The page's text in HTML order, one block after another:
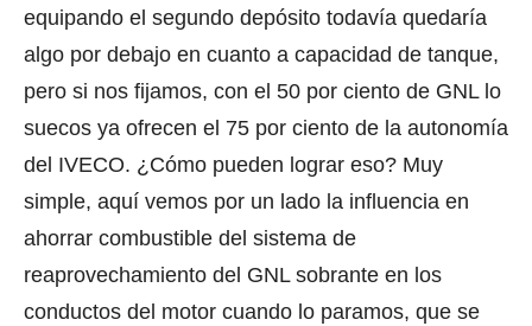
equipando el segundo depósito todavía quedaría
algo por debajo en cuanto a capacidad de tanque,
pero si nos fijamos, con el 50 por ciento de GNL lo
suecos ya ofrecen el 75 por ciento de la autonomía
del IVECO. ¿Cómo pueden lograr eso? Muy
simple, aquí vemos por un lado la influencia en
ahorrar combustible del sistema de
reaprovechamiento del GNL sobrante en los
conductos del motor cuando lo paramos, que se